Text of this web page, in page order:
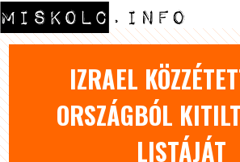
IZRAEL
ORSZÁGBÓL
LISTÁJÁT